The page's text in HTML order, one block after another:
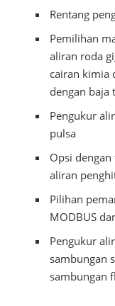
Rentang
Pemilihan
aliran roda
cairan kimia
dengan baja
Pengukur
pulsa
Opsi
aliran
Pilihan
MODBUS
Pengukur
sambungan
sambungan